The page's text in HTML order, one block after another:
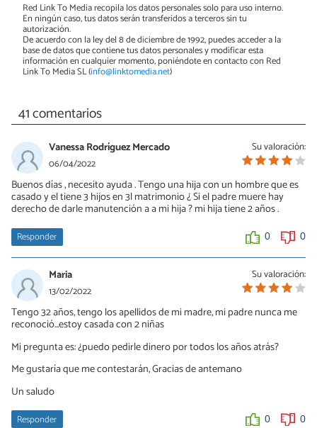
Red Link To Media recopila los datos personales solo para uso interno.
En ningún caso, tus datos serán transferidos a terceros sin tu
autorización.
De acuerdo con la ley del 8 de diciembre de 1992, puedes acceder a la
base de datos que contiene tus datos personales y modificar esta
información en cualquier momento, poniéndote en contacto con Red
Link To Media SL (info@linktomedia.net)
41 comentarios
Su valoración:
Vanessa Rodríguez Mercado
06/04/2022
Buenos días , necesito ayuda . Tengo una hija con un hombre que es
casado y el tiene 3 hijos en 3l matrimonio ¿ Si el padre muere hay
derecho de darle manutención a a mi hija ? mi hija tiene 2 años .
Responder 0 0
Su valoración:
Maria
13/02/2022
Tengo 32 años, tengo los apellidos de mi madre, mi padre nunca me
reconoció...estoy casada con 2 niñas
Mi pregunta es: ¿puedo pedirle dinero por todos los años atrás?
Me gustaría que me contestarán, Gracias de antemano
Un saludo
Responder 0 0